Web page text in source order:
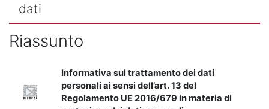
dati
Riassunto
Informativa sul trattamento dei dati
personali ai sensi dell’art. 13 del
Regolamento UE 2016/679 in materia di